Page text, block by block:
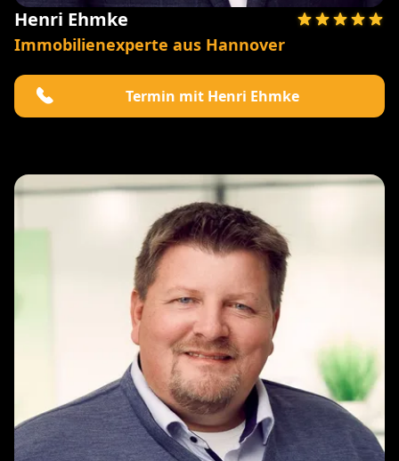
Henri Ehmke
Immobilienexperte aus Hannover
Termin mit Henri Ehmke